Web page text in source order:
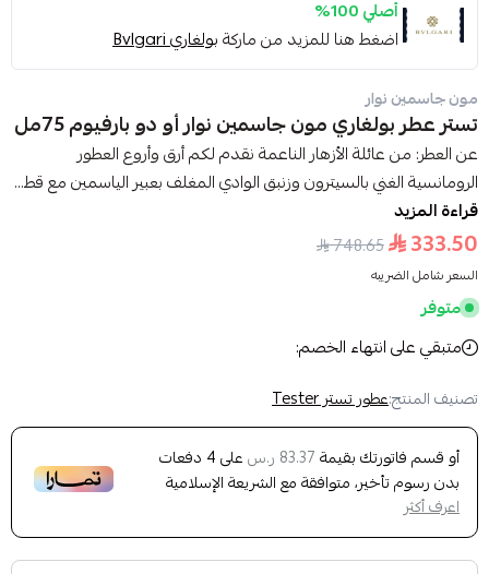
أصلي 100%
اضغط هنا للمزيد من ماركةبولغاري Bvlgari
مون جاسمين نوار
تستر عطر بولغاري مون جاسمين نوار أو دو بارفيوم 75مل
عن العطر: من عائلة الأزهار الناعمة نقدم لكم أرق وأروع العطور
الرومانسية الغني بالسيترون وزنبق الوادي المغلف بعبير الياسمين مع قط...
قراءة المزيد
333.50
748.65
السعر شامل الضريبه
متوفر
متبقي على انتهاء الخصم:
تصنيف المنتج:عطور تستر Tester
أو قسم فاتورتك بقيمة 83.37 ر.س على4 دفعات
بدون رسوم تأخير، متوافقة مع الشريعة الإسلامية
اعرف أكثر